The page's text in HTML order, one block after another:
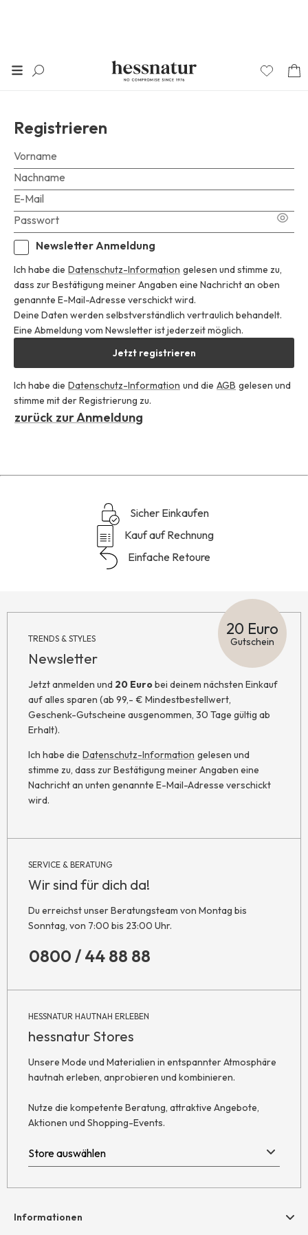
Registrieren
Vorname
Nachname
E-Mail
Passwort
Newsletter Anmeldung
Ich habe die Datenschutz-Information gelesen und stimme zu,
dass zur Bestätigung meiner Angaben eine Nachricht an oben
genannte E-Mail-Adresse verschickt wird.
Deine Daten werden selbstverständlich vertraulich behandelt.
Eine Abmeldung vom Newsletter ist jederzeit möglich.
Jetzt registrieren
Ich habe die Datenschutz-Information und die AGB gelesen und
stimme mit der Registrierung zu.
zurück zur Anmeldung
Sicher Einkaufen
Kauf auf Rechnung
Einfache Retoure
TRENDS & STYLES
Newsletter
20 Euro
Gutschein
Jetzt anmelden und 20 Eurobei deinem nächsten Einkauf
auf alles sparen (ab 99,- € Mindestbestellwert,
Geschenk-Gutscheine ausgenommen, 30 Tage gültig ab
Erhalt).
Ich habe die Datenschutz-Information gelesen und
stimme zu, dass zur Bestätigung meiner Angaben eine
Nachricht an unten genannte E-Mail-Adresse verschickt
wird.
SERVICE & BERATUNG
Wir sind für dich da!
Du erreichst unser Beratungsteam von Montag bis
Sonntag, von 7:00 bis 23:00 Uhr.
0800 / 44 88 88
HESSNATUR HAUTNAH ERLEBEN
hessnatur Stores
Unsere Mode und Materialien in entspannter Atmosphäre
hautnah erleben, anprobieren und kombinieren.
Nutze die kompetente Beratung, attraktive Angebote,
Aktionen und Shopping-Events.
Informationen